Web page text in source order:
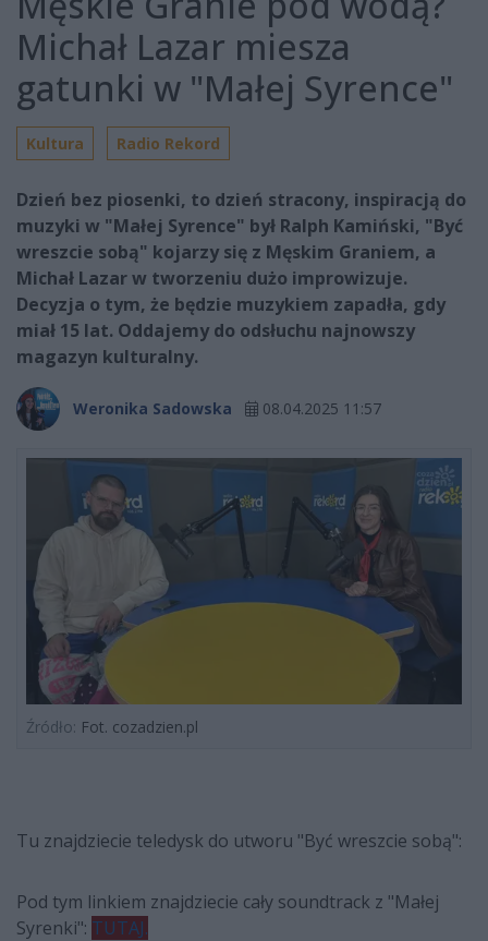
Michał Lazar miesza
gatunki w "Małej Syrence"
Kultura Radio Rekord
Dzień bez piosenki, to dzień stracony, inspiracją do
muzyki w "Małej Syrence" był Ralph Kamiński, "Być
wreszcie sobą" kojarzy się z Męskim Graniem, a
Michał Lazar w tworzeniu dużo improwizuje.
Decyzja o tym, że będzie muzykiem zapadła, gdy
miał 15 lat. Oddajemy do odsłuchu najnowszy
magazyn kulturalny.
Weronika Sadowska 08.04.2025 11:57
Źródło: Fot. cozadzien.pl
Tu znajdziecie teledysk do utworu "Być wreszcie sobą":
Pod tym linkiem znajdziecie cały soundtrack z "Małej
Syrenki": TUTAJ.